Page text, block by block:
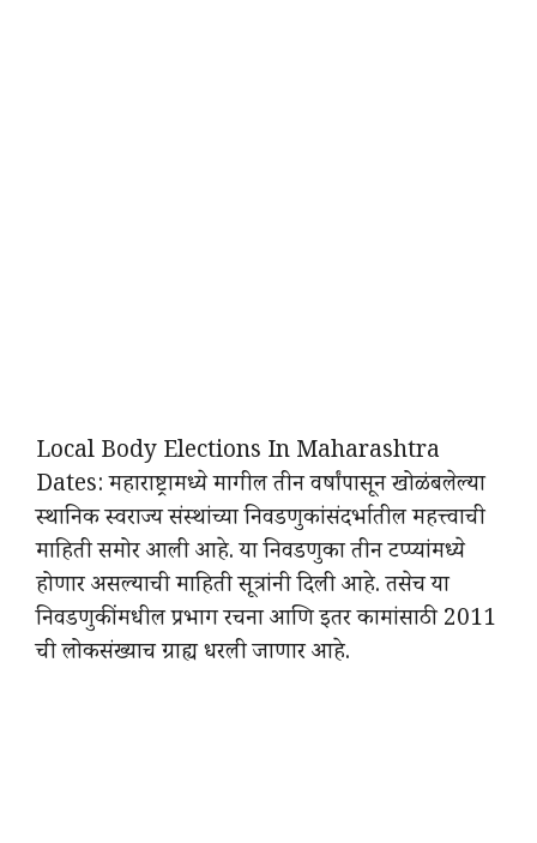
Local Body Elections In Maharashtra
Dates: महाराष्ट्रामध्ये मागील तीन वर्षांपासून खोळंबलेल्या
स्थानिक स्वराज्य संस्थांच्या निवडणुकांसंदर्भातील महत्त्वाची
माहिती समोर आली आहे. या निवडणुका तीन टप्प्यांमध्ये
होणार असल्याची माहिती सूत्रांनी दिली आहे. तसेच या
निवडणुकींमधील प्रभाग रचना आणि इतर कामांसाठी 2011
ची लोकसंख्याच ग्राह्य धरली जाणार आहे.